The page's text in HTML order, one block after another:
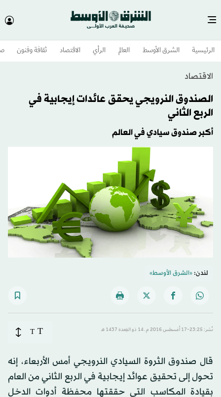
الرئيسية الشرق الأوسط​ العالم الرأي الاقتصاد ثقافة وفنون
الاقتصاد
الصندوق النرويجي يحقق عائدات إيجابية في
الربع الثاني
أكبر صندوق سيادي في العالم
لندن:«الشرق الأوسط»
نُشر: 23:25-17 أغسطس 2016 م ـ 14 ذو القِعدة 1437 هـ T
T
قال صندوق الثروة السيادي النرويجي أمس الأربعاء، إنه
تحول إلى تحقيق عوائد إيجابية في الربع الثاني من العام
بقيادة المكاسب التي حققتها محفظة أدوات الدخل